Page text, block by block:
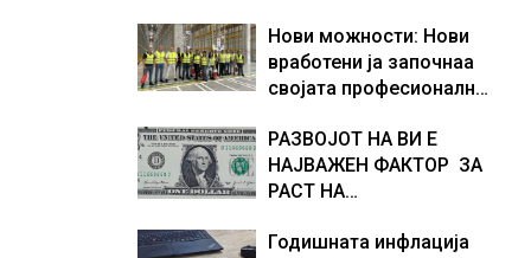
НА КУЛТУРНО
НАСЛЕДСТВО НА
СЛОВЕНИЈА
Нови можности: Нови
вработени ја започнаа
својата професионална
Логистичкиот центар во
Куманово
РАЗВОЈОТ НА ВИ Е
НАЈВАЖЕН ФАКТОР ЗА
РАСТ НА
ЕКОНОМИЈА
Годишната инфлација